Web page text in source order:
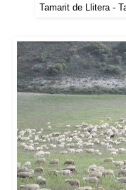
Tamarit de Llitera -